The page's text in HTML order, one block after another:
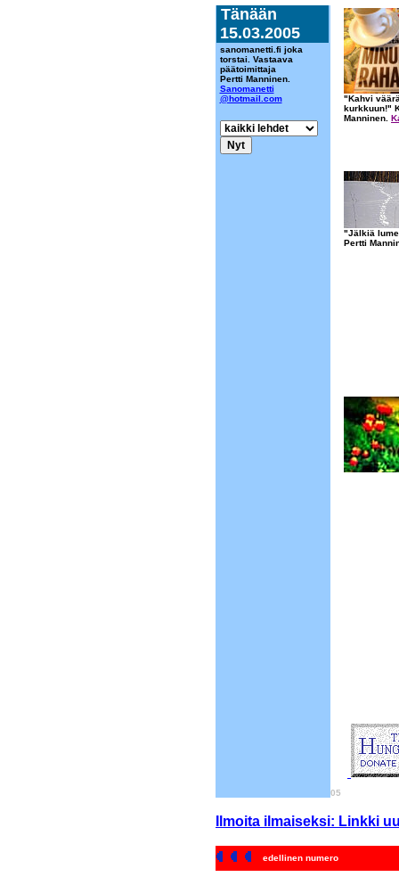
Tänään
15.03.2005
sanomanetti.fi joka
torstai. Vastaava
päätoimittaja
Pertti Manninen.
Sanomanetti
@hotmail.com
05
"Kahvi
kurkkuun!"
Manninen.
"Jälkiä
Pertti
Ilmoita ilmaiseksi: Linkki
edellinen numero